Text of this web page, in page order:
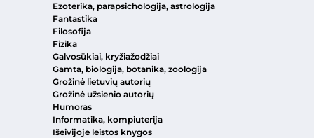
Ezoterika, parapsichologija, astrologija
Fantastika
Filosofija
Fizika
Galvosūkiai, kryžiažodžiai
Gamta, biologija, botanika, zoologija
Grožinė lietuvių autorių
Grožinė užsienio autorių
Humoras
Informatika, kompiuterija
Išeivijoje leistos knygos